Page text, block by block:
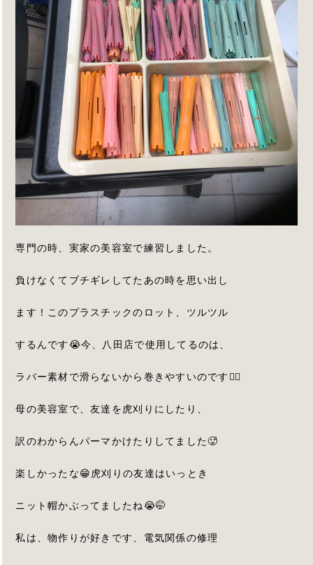
専門の時、実家の美容室で練習しました。
負けなくてブチギレしてたあの時を思い出し
ます！このプラスチックのロット、ツルツル
するんです😭今、八田店で使用してるのは、
ラバー素材で滑らないから巻きやすいのです🙆‍♂️
母の美容室で、友達を虎刈りにしたり、
訳のわからんパーマかけたりしてました🥵
楽しかったな😁虎刈りの友達はいっとき
ニット帽かぶってましたね😭🤭
私は、物作りが好きです、電気関係の修理